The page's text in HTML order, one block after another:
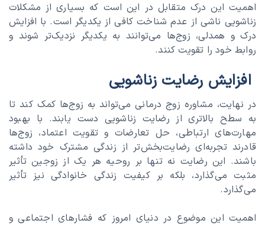
اهمیت این درک متقابل در این است که بسیاری از مشکلات
زناشویی ناشی از عدم شناخت کافی از یکدیگر است. با افزایش
درک و همدلی، زوج‌ها می‌توانند به یکدیگر نزدیک‌تر شوند و
روابط خود را تقویت کنند.
افزایش رضایت زناشویی
در نهایت، مشاوره زوج درمانی می‌تواند به زوج‌ها کمک کند تا
به سطح بالاتری از رضایت زناشویی دست یابند. با بهبود
مهارت‌های ارتباطی، حل تعارضات و تقویت اعتماد، زوج‌ها
قادرند تجربه‌ای رضایت‌بخش‌تر از زندگی مشترک خود داشته
باشند. این رضایت نه تنها بر روحیه هر یک از زوجین تأثیر
مثبت می‌گذارد، بلکه بر کیفیت زندگی خانوادگی نیز تأثیر
می‌گذارد.
اهمیت این موضوع در دنیای امروز که فشارهای اجتماعی و